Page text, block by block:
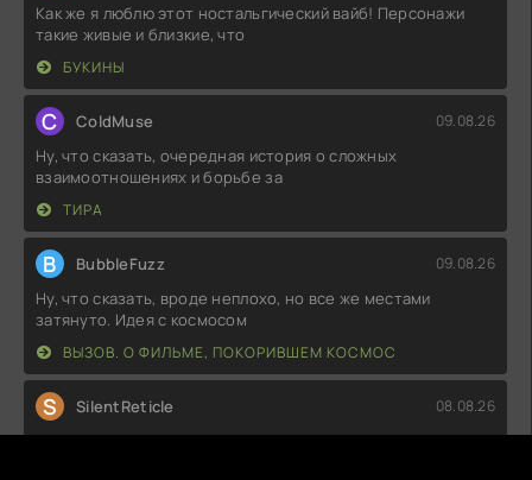
Как же я люблю этот ностальгический вайб! Персонажи
такие живые и близкие, что
БУКИНЫ
C ColdMuse 09.08.26
Ну, что сказать, очередная история о сложных
взаимоотношениях и борьбе за
ТИРА
B BubbleFuzz 09.08.26
Ну, что сказать, вроде неплохо, но все же местами
затянуто. Идея с космосом
ВЫЗОВ. О ФИЛЬМЕ, ПОКОРИВШЕМ КОСМОС
S SilentReticle 08.08.26
Ну, что сказать, довольно неплохо. Визуальные эффекты